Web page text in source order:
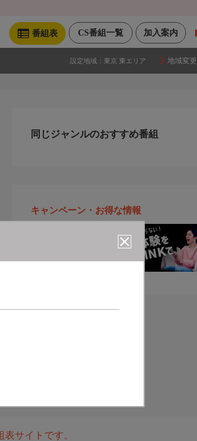
加入案内
CS番組一覧
番組表
設定地域： 東京 東エリア 地域変更
同じジャンルのおすすめ番組
キャンペーン・お得な情報
サイトです。